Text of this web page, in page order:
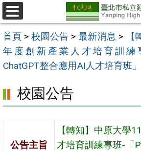
跳
至
主
要
內
選
單
首頁 >校園公告 >最新消息 >
年度創新產業人才培育訓練
ChatGPT整合應用AI人才培育班」
校園公告
公告主旨
【轉知】中原大學
才培育訓練專班-「